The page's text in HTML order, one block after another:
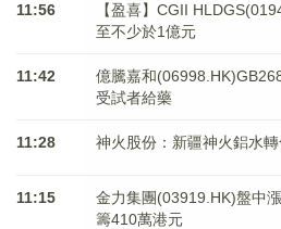
11:56
【盈喜】CGII
至不少於1億元
11:42
億騰嘉和
受試者給藥
11:28 神火股份：新疆神火鋁水
11:15
金力集團(03919.HK)盤中
籌410萬港元